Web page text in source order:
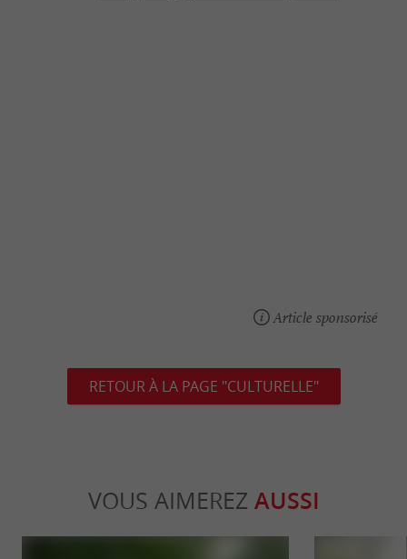
Article sponsorisé
RETOUR À LA PAGE "CULTURELLE"
VOUS AIMEREZ AUSSI